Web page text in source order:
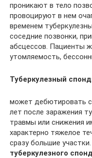
проникают в тело
провоцируют в нем
временем
соседние позвонки,
абсцессов. Пациенты
утомляемость,
Туберкулезный
может дебютировать
лет после заражения
травмы или снижения
характерно тяжелое
сразу большие
туберкулезного